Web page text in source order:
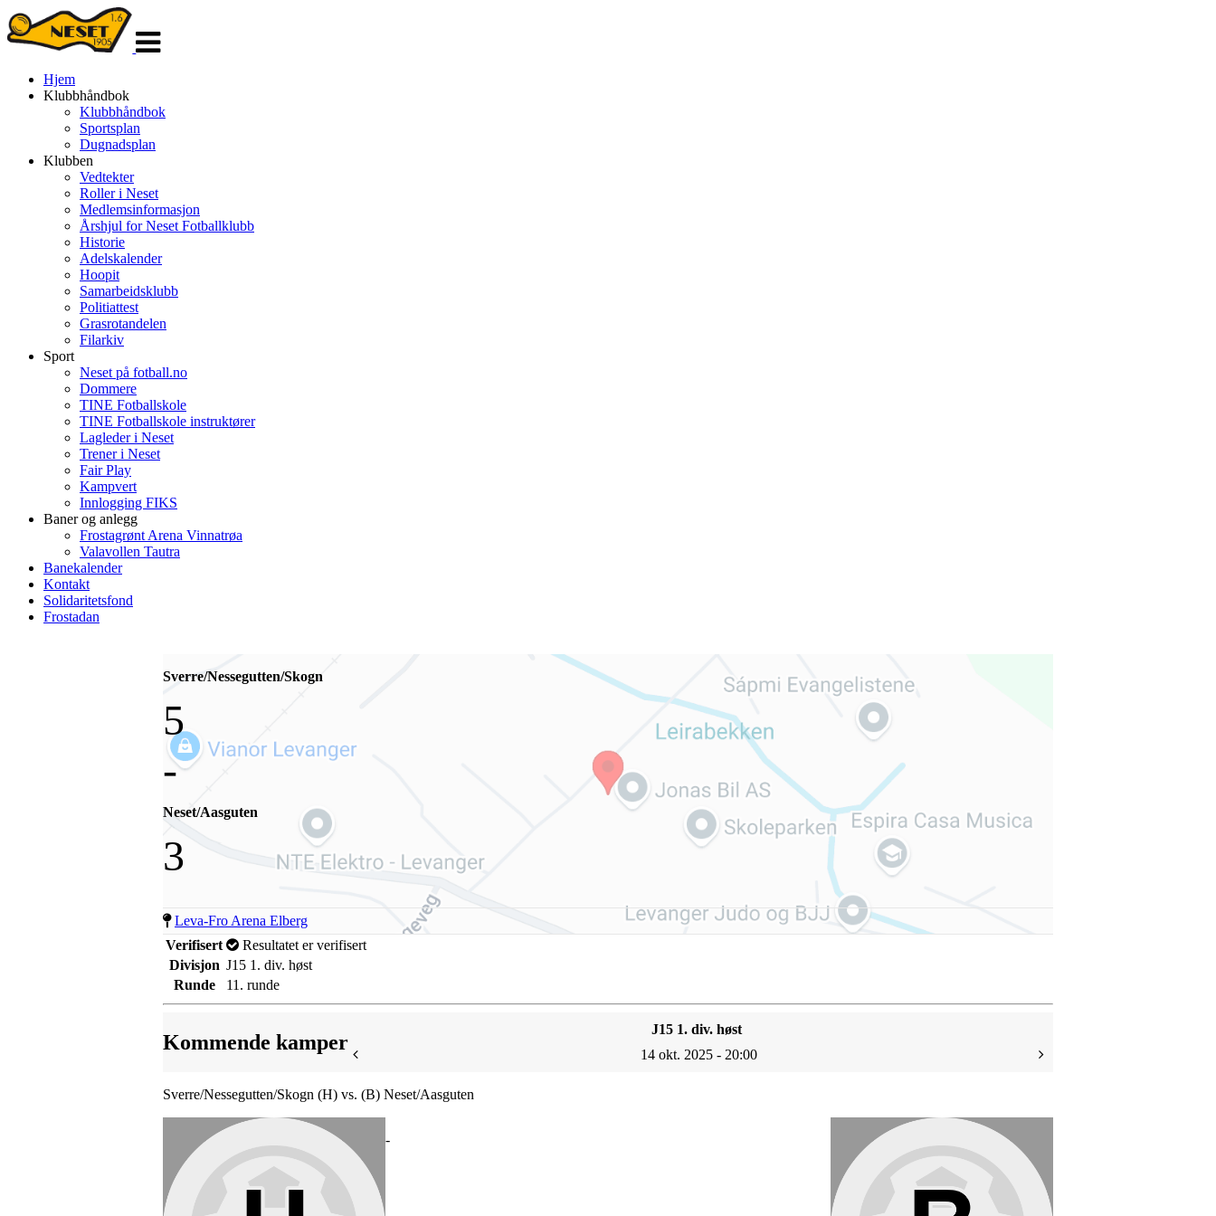
navigasjon
Hjem
Klubbhåndbok
Klubbhåndbok
Sportsplan
Dugnadsplan
Klubben
Vedtekter
Roller i Neset
Medlemsinformasjon
Årshjul for Neset Fotballklubb
Historie
Adelskalender
Hoopit
Samarbeidsklubb
Politiattest
Grasrotandelen
Filarkiv
Sport
Neset på fotball.no
Dommere
TINE Fotballskole
TINE Fotballskole instruktører
Lagleder i Neset
Trener i Neset
Fair Play
Kampvert
Innlogging FIKS
Baner og anlegg
Frostagrønt Arena Vinnatrøa
Valavollen Tautra
Banekalender
Kontakt
Solidaritetsfond
Frostadan
Sverre/Nessegutten/Skogn
5
-
Neset/Aasguten
3
Leva-Fro Arena Elberg
Verifisert
Resultatet er verifisert
Divisjon J15 1. div. høst
Runde
11. runde
Kommende kamper
J15 1. div. høst
14 okt. 2025 - 20:00
Sverre/Nessegutten/Skogn (H) vs. (B) Neset/Aasguten
-